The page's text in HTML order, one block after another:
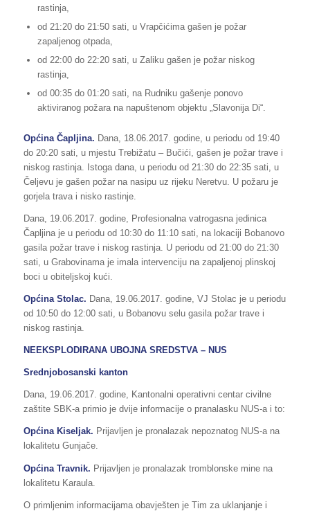
rastinja,
od 21:20 do 21:50 sati, u Vrapčićima gašen je požar
zapaljenog otpada,
od 22:00 do 22:20 sati, u Zaliku gašen je požar niskog
rastinja,
od 00:35 do 01:20 sati, na Rudniku gašenje ponovo
aktiviranog požara na napuštenom objektu „Slavonija Di“.
Općina Čapljina. Dana, 18.06.2017. godine, u periodu od 19:40
do 20:20 sati, u mjestu Trebižatu – Bučići, gašen je požar trave i
niskog rastinja. Istoga dana, u periodu od 21:30 do 22:35 sati, u
Čeljevu je gašen požar na nasipu uz rijeku Neretvu. U požaru je
gorjela trava i nisko rastinje.
Dana, 19.06.2017. godine, Profesionalna vatrogasna jedinica
Čapljina je u periodu od 10:30 do 11:10 sati, na lokaciji Bobanovo
gasila požar trave i niskog rastinja. U periodu od 21:00 do 21:30
sati, u Grabovinama je imala intervenciju na zapaljenoj plinskoj
boci u obiteljskoj kući.
Općina Stolac. Dana, 19.06.2017. godine, VJ Stolac je u periodu
od 10:50 do 12:00 sati, u Bobanovu selu gasila požar trave i
niskog rastinja.
NEEKSPLODIRANA UBOJNA SREDSTVA – NUS
Srednjobosanski kanton
Dana, 19.06.2017. godine, Kantonalni operativni centar civilne
zaštite SBK-a primio je dvije informacije o pranalasku NUS-a i to:
Općina Kiseljak. Prijavljen je pronalazak nepoznatog NUS-a na
lokalitetu Gunjače.
Općina Travnik. Prijavljen je pronalazak tromblonske mine na
lokalitetu Karaula.
O primljenim informacijama obavješten je Tim za uklanjanje i